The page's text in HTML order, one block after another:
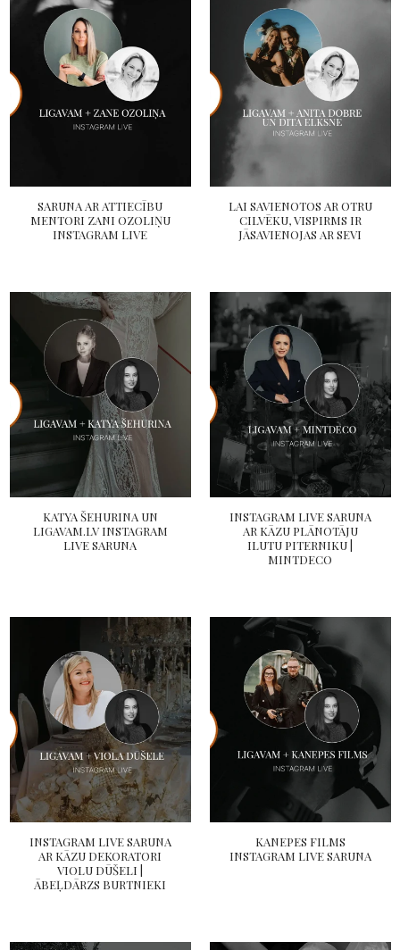
SARUNA AR ATTIECĪBU
MENTORI ZANI OZOLIŅU
INSTAGRAM LIVE
LAI SAVIENOTOS AR OTRU
CILVĒKU, VISPIRMS IR
JĀSAVIENOJAS AR SEVI
KATYA ŠEHURINA UN
LIGAVAM.LV INSTAGRAM
LIVE SARUNA
INSTAGRAM LIVE SARUNA
AR KĀZU PLĀNOTĀJU
ILUTU PITERNIKU |
MINTDECO
INSTAGRAM LIVE SARUNA
AR KĀZU DEKORATORI
VIOLU DŪŠELI |
ĀBEĻDĀRZS BURTNIEKI
KANEPES FILMS
INSTAGRAM LIVE SARUNA